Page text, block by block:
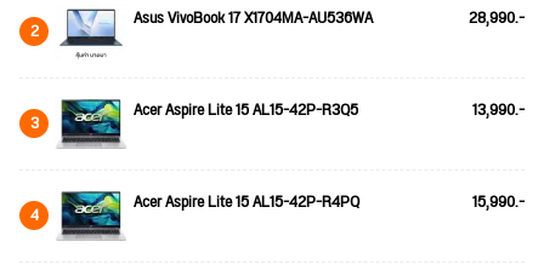
2 Asus VivoBook 17 X1704MA-AU536WA 28,990.-
3 Acer Aspire Lite 15 AL15-42P-R3Q5 13,990.-
4 Acer Aspire Lite 15 AL15-42P-R4PQ 15,990.-